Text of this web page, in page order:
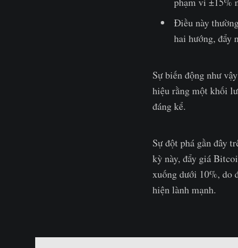
Điều này
hai hướng, đẩy
Sự biến động như
hiệu rằng một khối
đáng kể.
Sự đột phá gần đây
kỳ này, đẩy giá
xuống dưới 10%, do
hiện lành mạnh.